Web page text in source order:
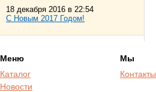
18 декабря 2016 в 22:54
С Новым 2017 Годом!
Меню
Каталог
Новости
Мы
Контакты